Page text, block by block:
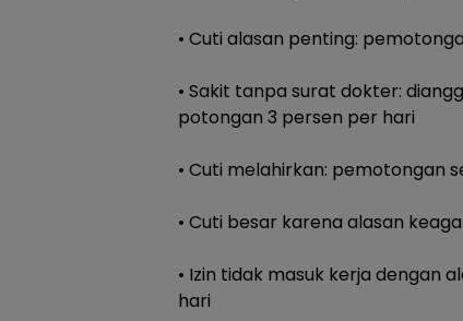
‎• Cuti alasan penting:
‎• Sakit tanpa surat dokter:
potongan 3 persen per hari
‎• Cuti melahirkan: pemotongan
‎• Cuti besar karena alasan
‎• Izin tidak masuk kerja dengan
hari